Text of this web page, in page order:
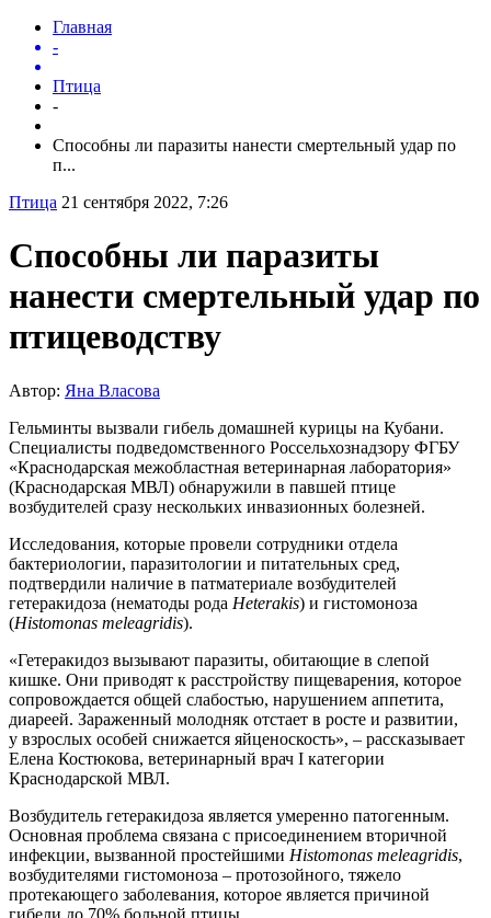
Главная
-
Птица
-
Способны ли паразиты нанести смертельный удар по
п...
Птица 21 сентября 2022, 7:26
Способны ли паразиты
нанести смертельный удар по
птицеводству
Автор: Яна Власова
Гельминты вызвали гибель домашней курицы на Кубани.
Специалисты подведомственного Россельхознадзору ФГБУ
«Краснодарская межобластная ветеринарная лаборатория»
(Краснодарская МВЛ) обнаружили в павшей птице
возбудителей сразу нескольких инвазионных болезней.
Исследования, которые провели сотрудники отдела
бактериологии, паразитологии и питательных сред,
подтвердили наличие в патматериале возбудителей
гетеракидоза (нематоды рода Heterakis) и гистомоноза
(Histomonas meleagridis).
«Гетеракидоз вызывают паразиты, обитающие в слепой
кишке. Они приводят к расстройству пищеварения, которое
сопровождается общей слабостью, нарушением аппетита,
диареей. Зараженный молодняк отстает в росте и развитии,
у взрослых особей снижается яйценоскость», – рассказывает
Елена Костюкова, ветеринарный врач I категории
Краснодарской МВЛ.
Возбудитель гетеракидоза является умеренно патогенным.
Основная проблема связана с присоединением вторичной
инфекции, вызванной простейшими Histomonas meleagridis,
возбудителями гистомоноза – протозойного, тяжело
протекающего заболевания, которое является причиной
гибели до 70% больной птицы.